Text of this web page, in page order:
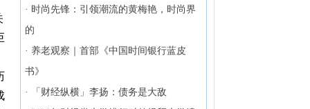
· 时尚先锋：引领潮流的黄梅艳，时尚界
的
· 养老观察｜首部《中国时间银行蓝皮
书》
·
「财经纵横」李扬：债务是大敌